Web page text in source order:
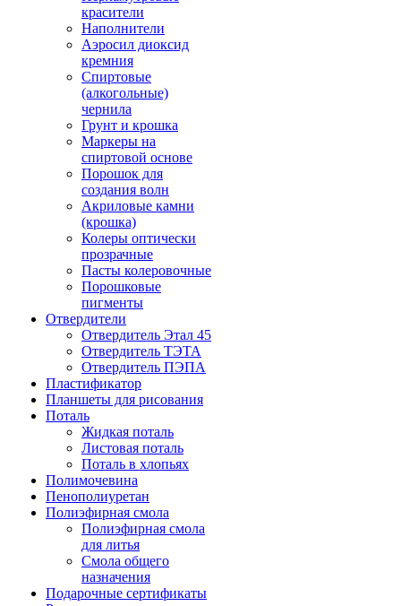
красители
Наполнители
Аэросил диоксид
кремния
Спиртовые
(алкогольные)
чернила
Грунт и крошка
Маркеры на
спиртовой основе
Порошок для
создания волн
Акриловые камни
(крошка)
Колеры оптически
прозрачные
Пасты колеровочные
Порошковые
пигменты
Отвердители
Отвердитель Этал 45
Отвердитель ТЭТА
Отвердитель ПЭПА
Пластификатор
Планшеты для рисования
Поталь
Жидкая поталь
Листовая поталь
Поталь в хлопьях
Полимочевина
Пенополиуретан
Полиэфирная смола
Полиэфирная смола
для литья
Смола общего
назначения
Подарочные сертификаты